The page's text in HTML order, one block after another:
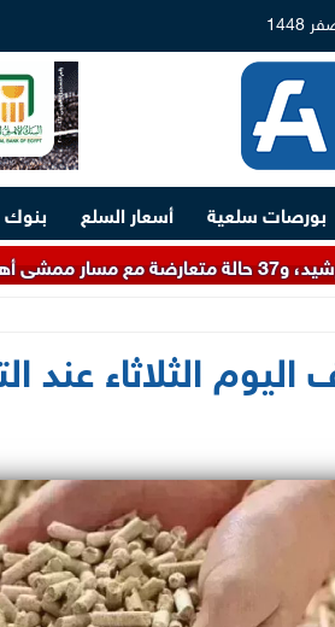
بورصات سلعية أسعار السلع بنوك
اليوم الثلاثاء